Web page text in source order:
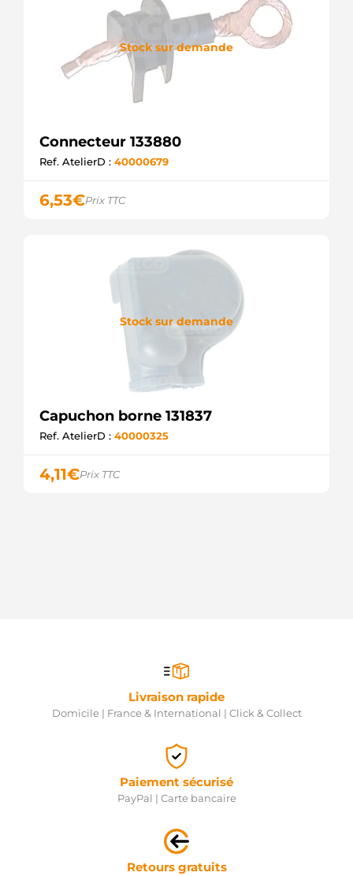
Stock sur demande
Connecteur 133880
Ref. AtelierD : 40000679
6,53€Prix TTC
Stock sur demande
Capuchon borne 131837
Ref. AtelierD : 40000325
4,11€Prix TTC
Livraison rapide
Domicile | France & International | Click & Collect
Paiement sécurisé
PayPal | Carte bancaire
Retours gratuits